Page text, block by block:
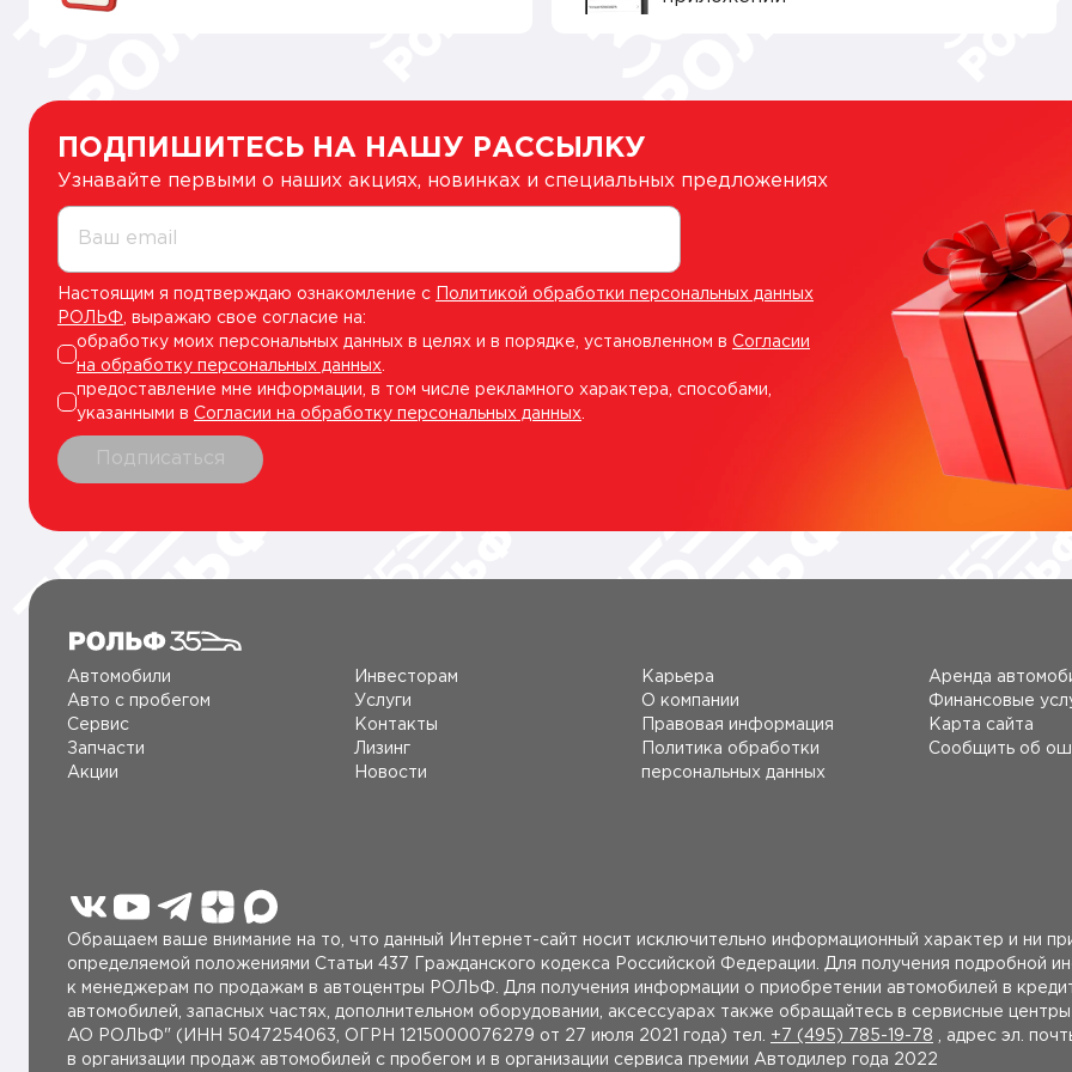
ПОДПИШИТЕСЬ НА НАШУ РАССЫЛКУ
Узнавайте первыми о наших акциях, новинках и специальных предложениях
Ваш email
Настоящим я подтверждаю ознакомление с
Политикой обработки персональных данных
РОЛЬФ , выражаю свое согласие на:
обработку моих персональных данных в целях и в порядке, установленном в Согласии
на обработку персональных данных
предоставление мне информации, в том числе рекламного характера, способами,
указанными в Согласии на обработку персональных данных
Подписаться
Автомобили
Авто c пробегом
Сервис
Запчасти
Акции
Инвесторам
Услуги
Контакты
Лизинг
Новости
Карьера
О компании
Правовая информация
Политика обработки
персональных данных
Аренда
Финансовые
Карта сайта
Сообщить об
Обращаем ваше внимание на то, что данный Интернет-сайт носит исключительно информационный характер и ни
определяемой положениями Статьи 437 Гражданского кодекса Российской Федерации. Для получения подробной
к менеджерам по продажам в автоцентры РОЛЬФ. Для получения информации о приобретении автомобилей в
автомобилей, запасных частях, дополнительном оборудовании, аксессуарах также обращайтесь в сервисные
AO РОЛЬФ" (ИНН 5047254063, ОГРН 1215000076279 от 27 июля 2021 года) тел. +7 (495) 785-19-78 , адрес эл.
в организации продаж автомобилей с пробегом и в организации сервиса премии Автодилер года 2022